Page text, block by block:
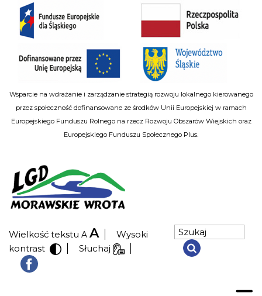
Wsparcie na wdrażanie i zarządzanie strategią rozwoju lokalnego kierowanego
przez społeczność dofinansowane ze środków Unii Europejskiej w ramach
Europejskiego Funduszu Rolnego na rzecz Rozwoju Obszarów Wiejskich oraz
Europejskiego Funduszu Społecznego Plus.
Wielkość tekstu A A
Wysoki
kontrast
Słuchaj